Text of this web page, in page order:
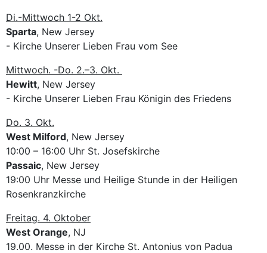
Di.-Mittwoch 1-2 Okt.
Sparta, New Jersey
- Kirche Unserer Lieben Frau vom See
Mittwoch. -Do. 2.–3. Okt.
Hewitt, New Jersey
- Kirche Unserer Lieben Frau Königin des Friedens
Do. 3. Okt.
West Milford, New Jersey
10:00 – 16:00 Uhr St. Josefskirche
Passaic, New Jersey
19:00 Uhr Messe und Heilige Stunde in der Heiligen
Rosenkranzkirche
Freitag. 4. Oktober
West Orange, NJ
19.00. Messe in der Kirche St. Antonius von Padua